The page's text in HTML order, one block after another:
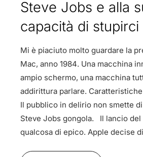
Steve Jobs e alla
capacità di stupirci
Mi è piaciuto molto guardare la
Mac, anno 1984. Una macchina
ampio schermo, una macchina
addirittura parlare.
Il pubblico in delirio non smette
Steve Jobs gongola. Il lancio del
qualcosa di epico. Apple decise